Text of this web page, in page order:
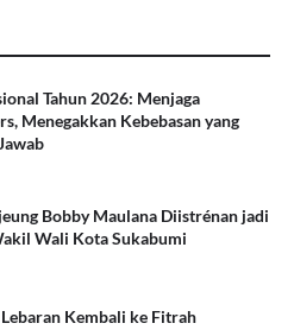
Tahun 2026: Menjaga
Menegakkan Kebebasan yang
Bobby Maulana Diistrénan jadi
Wali Kota Sukabumi
Kembali ke Fitrah